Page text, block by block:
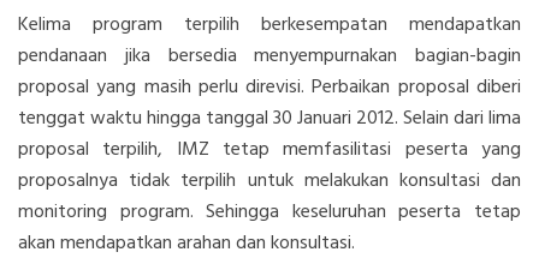
Kelima program terpilih berkesempatan mendapatkan
pendanaan jika bersedia menyempurnakan bagian-bagin
proposal yang masih perlu direvisi. Perbaikan proposal diberi
tenggat waktu hingga tanggal 30 Januari 2012. Selain dari lima
proposal terpilih, IMZ tetap memfasilitasi peserta yang
proposalnya tidak terpilih untuk melakukan konsultasi dan
monitoring program. Sehingga keseluruhan peserta tetap
akan mendapatkan arahan dan konsultasi.